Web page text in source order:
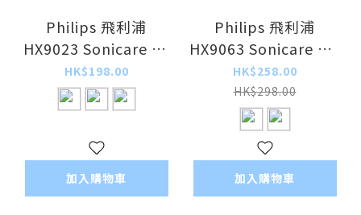
Philips 飛利浦
HX9023 Sonicare C2
清除牙菌膜牙刷刷頭
HK$198.00
加入購物車
Philips 飛利浦
HX9063 Sonicare W3
Premium White 標準
型聲波牙刷刷頭 (3支
裝)
HK$258.00
HK$298.00
加入購物車